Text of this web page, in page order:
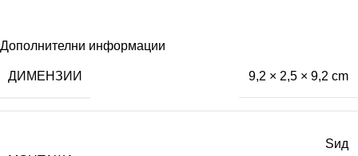
Дополнителни информации
ДИМЕНЗИИ 9,2 × 2,5 × 9,2 cm
Ѕид